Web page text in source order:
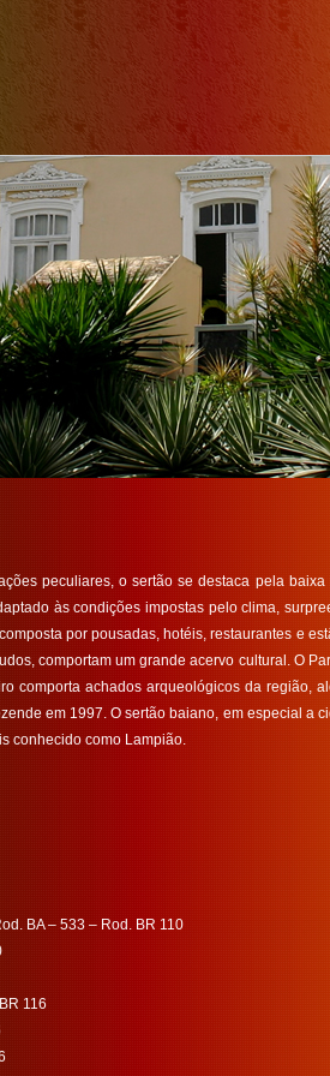
peculiares, o sertão se destaca pela
às condições impostas pelo clima,
por pousadas, hotéis, restaurantes e
comportam um grande acervo cultural. O
comporta achados arqueológicos da região,
em 1997. O sertão baiano, em especial a
conhecido como Lampião.
BA – 533 – Rod. BR 110
116